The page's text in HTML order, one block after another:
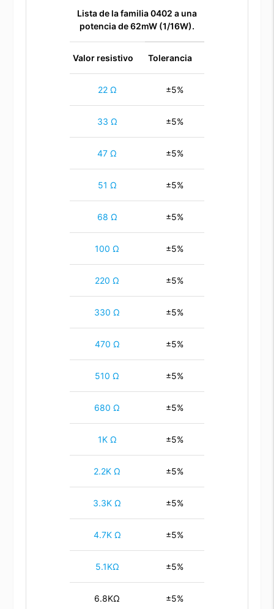
Lista de la familia 0402 a una
potencia de 62mW (1/16W).
Valor resistivo Tolerancia
22 Ω ±5%
33 Ω ±5%
47 Ω ±5%
51 Ω ±5%
68 Ω ±5%
100 Ω ±5%
220 Ω ±5%
330 Ω ±5%
470 Ω ±5%
510 Ω ±5%
680 Ω ±5%
1K Ω ±5%
2.2K Ω ±5%
3.3K Ω ±5%
4.7K Ω ±5%
5.1KΩ ±5%
6.8KΩ ±5%